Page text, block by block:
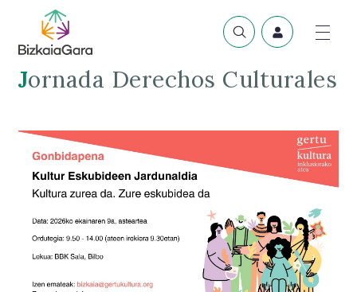
Jornada Derechos Culturales